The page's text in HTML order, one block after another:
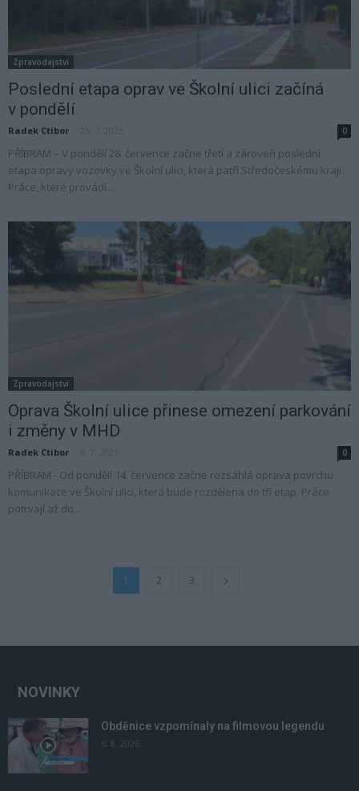
Zpravodajství
Poslední etapa oprav ve Školní ulici začíná
v pondělí
Radek Ctibor 0
PŘÍBRAM – V pondělí 28. července začne třetí a zároveň poslední
etapa opravy vozovky ve Školní ulici, která patří Středočeskému kraji.
Práce, které provádí...
Zpravodajství
Oprava Školní ulice přinese omezení parkování
i změny v MHD
Radek Ctibor 0
PŘÍBRAM - Od pondělí 14. července začne rozsáhlá oprava povrchu
komunikace ve Školní ulici, která bude rozdělena do tří etap. Práce
potrvají až do...
1 2 3
NOVINKY
Obděnice vzpomínaly na filmovou legendu
6. 8. 2026